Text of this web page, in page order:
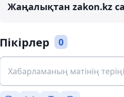
Жаңалықтан zakon.kz
Пікірлер 0